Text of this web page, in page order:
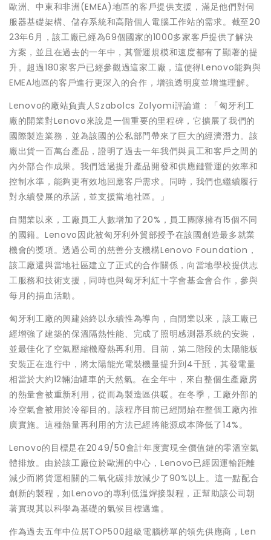
歐洲、中東和非洲(EMEA)地區的客戶提供支援，滿足他們對伺
服器基礎架構、儲存系統和高階個人電腦工作站的需求。截至20
23年6月，該工廠已經為69個國家的1000多家客戶提供了解決
方案，並且在過去的一年中，其營運規模和速度都有了顯著的提
升。超過180家客戶已經參觀過這家工廠，這使得Lenovo能夠與
EMEA地區的客戶進行更深入的合作，增強透明度並增進理解。
Lenovo的廠站負責人Szabolcs Zolyomi評論道：「匈牙利工
廠的開業對Lenovo來說是一個重要的里程碑，它擴展了我們的
國際製造業務，並為該國的公私部門帶來了巨大的經濟潛力。該
廠出貨一百萬台產品，證明了過去一年我們與員工和客戶之間的
內外部合作成果。我們透過提升產品開發和供應鏈營運的效率和
控制水準，能夠更有效地回應客戶需求。同時，我們也繼續履行
對永續發展的承諾，並支援當地社區。」
自開業以來，工廠員工人數增加了20%，員工團隊擁有15個不同
的國籍。Lenovo因此被匈牙利外貿部授予在該國創造最多就業
機會的獎項。透過公司的慈善分支機構Lenovo Foundation，
該工廠還與當地社區建立了正式的合作關係，向當地學校提供志
工服務和技術支援，同時也與匈牙利紅十字會基金會合作，參與
每月的捐血活動。
匈牙利工廠的興建始終以永續性為導向，自開業以來，該工廠已
經增強了建築的保溫隔熱性能、完成了照明感測器系統的安裝，
並最佳化了空氣壓縮機廢熱再利用。目前，第二階段的太陽能板
安裝正在進行中，將太陽能光電裝機量提升到4千瓩，其發電量
相當於大約12輛油罐車的天然氣。在全年中，來自整個生產廠房
的熱量會被重新利用，從而為製造區供暖。在冬季，工廠外部的
冷空氣會被用於冷卻目的。該程序目前已經開始在整個工廠內推
廣實施。這種熱量再利用的方法已經將能源成本降低了14%。
Lenovo的目標是在2049/50會計年度實現全價值鏈的零溫室氣
體排放。由於該工廠位於歐洲的中心，Lenovo已經因運輸距離
減少而將貨運相關的二氧化碳排放減少了90%以上。這一點配合
創新的製程，如Lenovo的專利低溫焊接製程，正幫助該公司朝
著實現其以科學為基礎的氣候目標邁進。
作為過去五年中位居TOP500超級電腦榜單的領先供應商，Len